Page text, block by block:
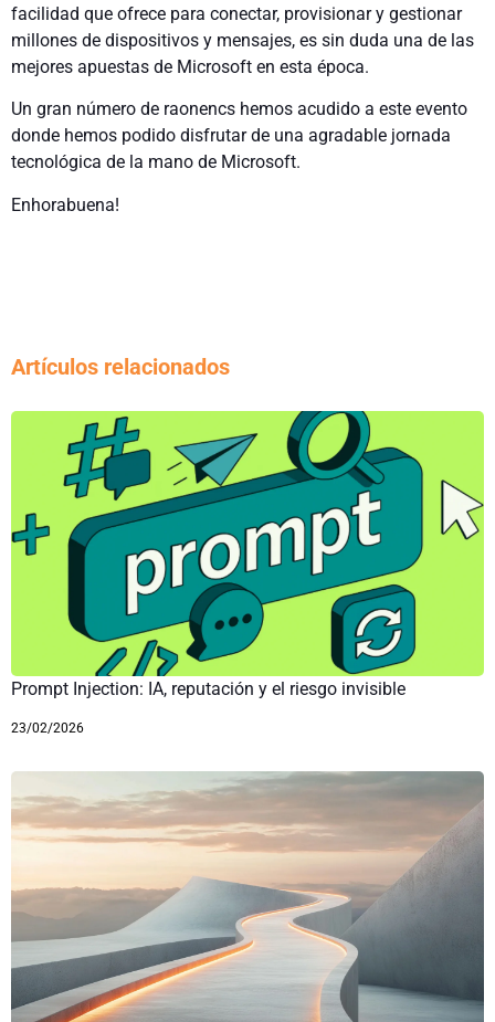
facilidad que ofrece para conectar, provisionar y gestionar
millones de dispositivos y mensajes, es sin duda una de las
mejores apuestas de Microsoft en esta época.
Un gran número de raonencs hemos acudido a este evento
donde hemos podido disfrutar de una agradable jornada
tecnológica de la mano de Microsoft.
Enhorabuena!
Artículos relacionados
Prompt Injection: IA, reputación y el riesgo invisible
23/02/2026